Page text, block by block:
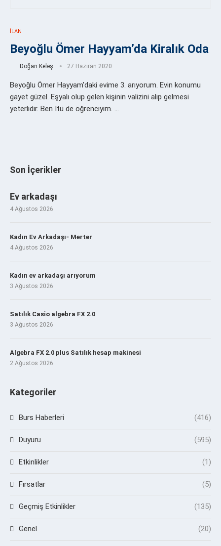
İLAN
Beyoğlu Ömer Hayyam’da Kiralık Oda
Doğan Keleş 27 Haziran 2020
Beyoğlu Ömer Hayyam’daki evime 3. arıyorum. Evin konumu
gayet güzel. Eşyalı olup gelen kişinin valizini alıp gelmesi
yeterlidir. Ben İtü de öğrenciyim. …
Son İçerikler
Ev arkadaşı
4 Ağustos 2026
Kadın Ev Arkadaşı- Merter
4 Ağustos 2026
Kadın ev arkadaşı arıyorum
3 Ağustos 2026
Satılık Casio algebra FX 2.0
3 Ağustos 2026
Algebra FX 2.0 plus Satılık hesap makinesi
2 Ağustos 2026
Kategoriler
Burs Haberleri (416)
Duyuru (595)
Etkinlikler (1)
Fırsatlar (5)
Geçmiş Etkinlikler (135)
Genel (20)